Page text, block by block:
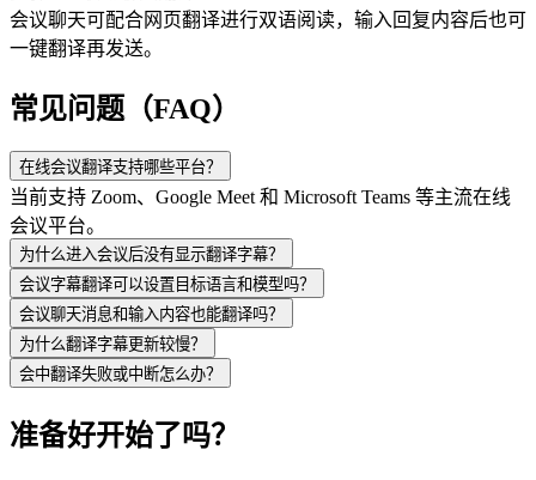
会议聊天可配合网页翻译进行双语阅读，输入回复内容后也可
一键翻译再发送。
常见问题（FAQ）
在线会议翻译支持哪些平台？
当前支持 Zoom、Google Meet 和 Microsoft Teams 等主流在线
会议平台。
为什么进入会议后没有显示翻译字幕？
会议字幕翻译可以设置目标语言和模型吗？
会议聊天消息和输入内容也能翻译吗？
为什么翻译字幕更新较慢？
会中翻译失败或中断怎么办？
准备好开始了吗？